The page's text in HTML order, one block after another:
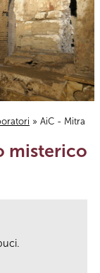
» AiC - Mitra
misterico